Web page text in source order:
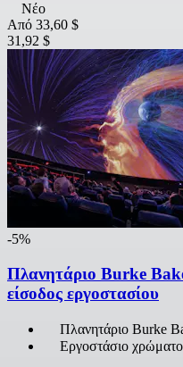
Νέο
Από 33,60 $
31,92 $
-5%
Πλανητάριο Burke
είσοδος εργοστασίου
Πλανητάριο Burke
Εργοστάσιο